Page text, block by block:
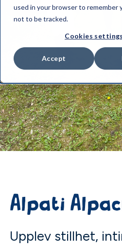
used in your browser to remember
not to be tracked.
Cookies settings
Accept
Alpati
Upplev stillhet,